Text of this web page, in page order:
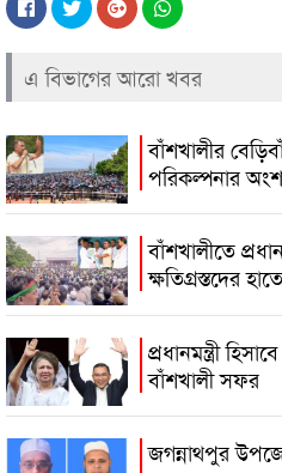
এ বিভাগের আরো খবর
বাঁশখালীর
পরিকল্পনার অংশ
বাঁশখালীতে
ক্ষতিগ্রস্তদের
প্রধানমন্ত্রী
বাঁশখালী সফর
জগন্নাথপুর